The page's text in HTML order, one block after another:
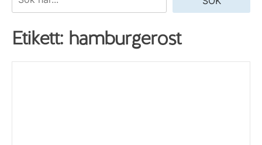
Etikett: hamburgerost